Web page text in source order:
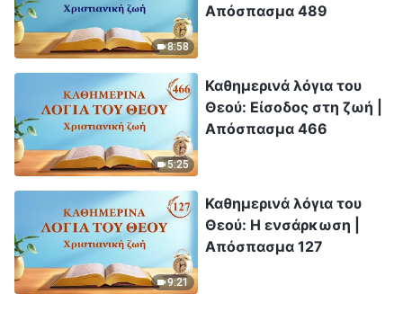
8:58
Απόσπασμα 489
5:25
Καθημερινά λόγια του
Θεού: Είσοδος στη ζωή |
Απόσπασμα 466
9:21
Καθημερινά λόγια του
Θεού: Η ενσάρκωση |
Απόσπασμα 127